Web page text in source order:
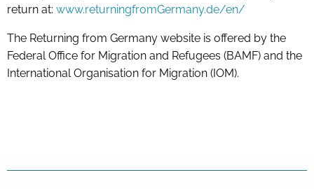
return at: www.returningfromGermany.de/en/
The Returning from Germany website is offered by the
Federal Office for Migration and Refugees (BAMF) and the
International Organisation for Migration (IOM).